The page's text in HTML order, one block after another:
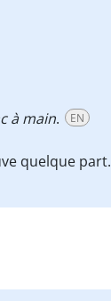
à main. EN
quelque part.